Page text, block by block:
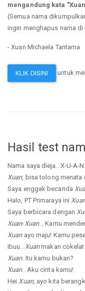
mengandung kata
(Semua nama
ingin menghapus nama
- Xuan Michaela Tantama
KLIK DISINI untuk
Hasil test
Nama saya dieja.. X-U-A-N
Xuan, bisa tolong menata
Saya enggak becanda
Halo, PT Primaraya ini
Saya berbicara dengan
Xuan-Xuan.. Kamu
Xuanayo maju! Kamu
Ibuu.. Xuanmakan cokelat
Xuan. Itu kamu bukan?
Xuan.. Aku cinta kamu!
Hei Xuan, ayo kita